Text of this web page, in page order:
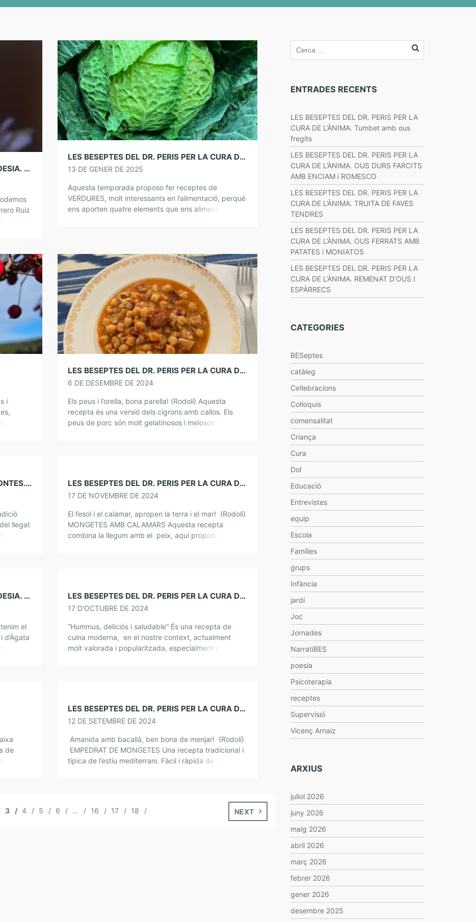
NARRATIBES PER COMPARTIR-NOS. POESIA. LAS FLORES DEL GUERRERO. VERSOS PARA UNA TARDE. MIGUEL ÁNGEL GUERRERO.
Ruiz
a
LES BESEPTES DEL DR. PERIS PER LA CURA DE L’ÀNIMA. COL VERDA
13 DE GENER DE 2025
Aquesta temporada proposo fer receptes de
VERDURES, molt interessants en l’alimentació, perquè
ens aporten quatre elements que ens alimenten i
i
LES BESEPTES DEL DR. PERIS PER LA CURA DE L’ÀNIMA. CIGRONS AMB ORELLA I PEUS DE PORC
6 DE DESEMBRE DE 2024
Els peus i l’orella, bona parella! (Rodolí) Aquesta
recepta és una versió dels cigrons amb callos. Els
peus de porc són molt gelatinosos i melosos i l’orella
NARRATIBES PER COMPARTIR-NOS. CONTES. NADAL I ELS SEUS CONTES
llegat
del
LES BESEPTES DEL DR. PERIS PER LA CURA DE L’ÀNIMA. MONGETES AMB CALAMARS
17 DE NOVEMBRE DE 2024
El fesol i el calamar, apropen la terra i el mar! (Rodolí)
MONGETES AMB CALAMARS Aquesta recepta
combina la llegum amb el peix, aquí proposem els
NARRATIBES PER COMPARTIR-NOS. POESIA. UN TIGRE AL CARRER. DANIÏL KHARMS
el
Daniïl
LES BESEPTES DEL DR. PERIS PER LA CURA DE L’ÀNIMA. HUMMUS
17 D'OCTUBRE DE 2024
“Hummus, deliciós i saludable” És una recepta de
cuina moderna, en el nostre context, actualment
molt valorada i popularitzada, especialment per les
de
a
LES BESEPTES DEL DR. PERIS PER LA CURA DE L’ÀNIMA. EMPEDRAT DE MONGETES
12 DE SETEMBRE DE 2024
Amanida amb bacallà, ben bona de menjar! (Rodolí)
EMPEDRAT DE MONGETES Una recepta tradicional i
típica de l’estiu mediterrani. Fàcil i ràpida de fer i va
3 4 5 6 … 16 17 18 NEXT
ENTRADES RECENTS
LES BESEPTES DEL DR. PERIS PER LA
CURA DE L’ÀNIMA. Tumbet amb ous
fregits
LES BESEPTES DEL DR. PERIS PER LA
CURA DE L’ÀNIMA. OUS DURS FARCITS
AMB ENCIAM i ROMESCO
LES BESEPTES DEL DR. PERIS PER LA
CURA DE L’ÀNIMA. TRUITA DE FAVES
TENDRES
LES BESEPTES DEL DR. PERIS PER LA
CURA DE L’ÀNIMA. OUS FERRATS AMB
PATATES i MONIATOS
LES BESEPTES DEL DR. PERIS PER LA
CURA DE L’ÀNIMA. REMENAT D’OUS I
ESPÀRRECS
CATEGORIES
BESeptes
catàleg
Cel·lebracions
Col·loquis
comensalitat
Criança
Cura
Dol
Educació
Entrevistes
equip
Escola
Famílies
grups
Infància
jardí
Joc
Jornades
NarratiBES
poesia
Psicoterapia
receptes
Supervisió
Vicenç Arnaiz
ARXIUS
juliol 2026
juny 2026
maig 2026
abril 2026
març 2026
febrer 2026
gener 2026
desembre 2025